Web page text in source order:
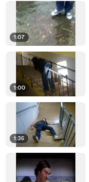
1:07
1:00
1:35